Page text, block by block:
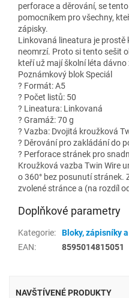
perforace a děrování, se
pomocníkem pro všechny,
zápisky.
Linkovaná lineatura je prostě
neomrzí. Proto si tento sešit
kteří už mají školní léta dávno
Poznámkový blok Speciál
? Formát: A5
? Počet listů: 50
? Lineatura: Linkovaná
? Gramáž: 70 g
? Vazba: Dvojitá kroužková
? Děrování pro zakládání do
? Perforace stránek pro
Kroužková vazba Twin Wire
o 360° bez posunutí stránek.
zvolené stránce a (na rozdíl
Doplňkové parametry
Kategorie:
Bloky, zápisníky
EAN: 8595014815051
NAVŠTÍVENÉ PRODUKTY